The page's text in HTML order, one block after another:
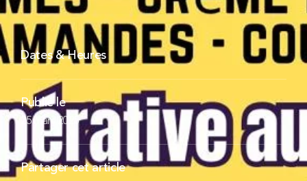
Dates & Heures
Publié le
25 mars 2025
Partager cet article